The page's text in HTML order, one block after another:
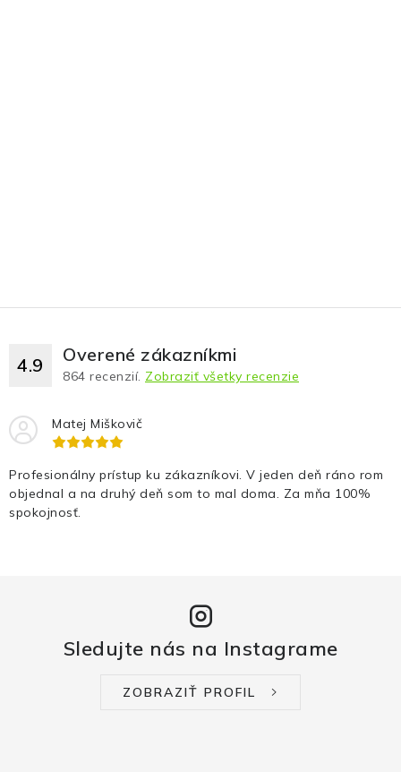
4.9 Overené zákazníkmi
864 recenzií. Zobraziť všetky recenzie
Matej Miškovič
Profesionálny prístup ku zákazníkovi. V jeden deň ráno rom
objednal a na druhý deň som to mal doma. Za mňa 100%
spokojnosť.
Sledujte nás na Instagrame
ZOBRAZIŤ PROFIL